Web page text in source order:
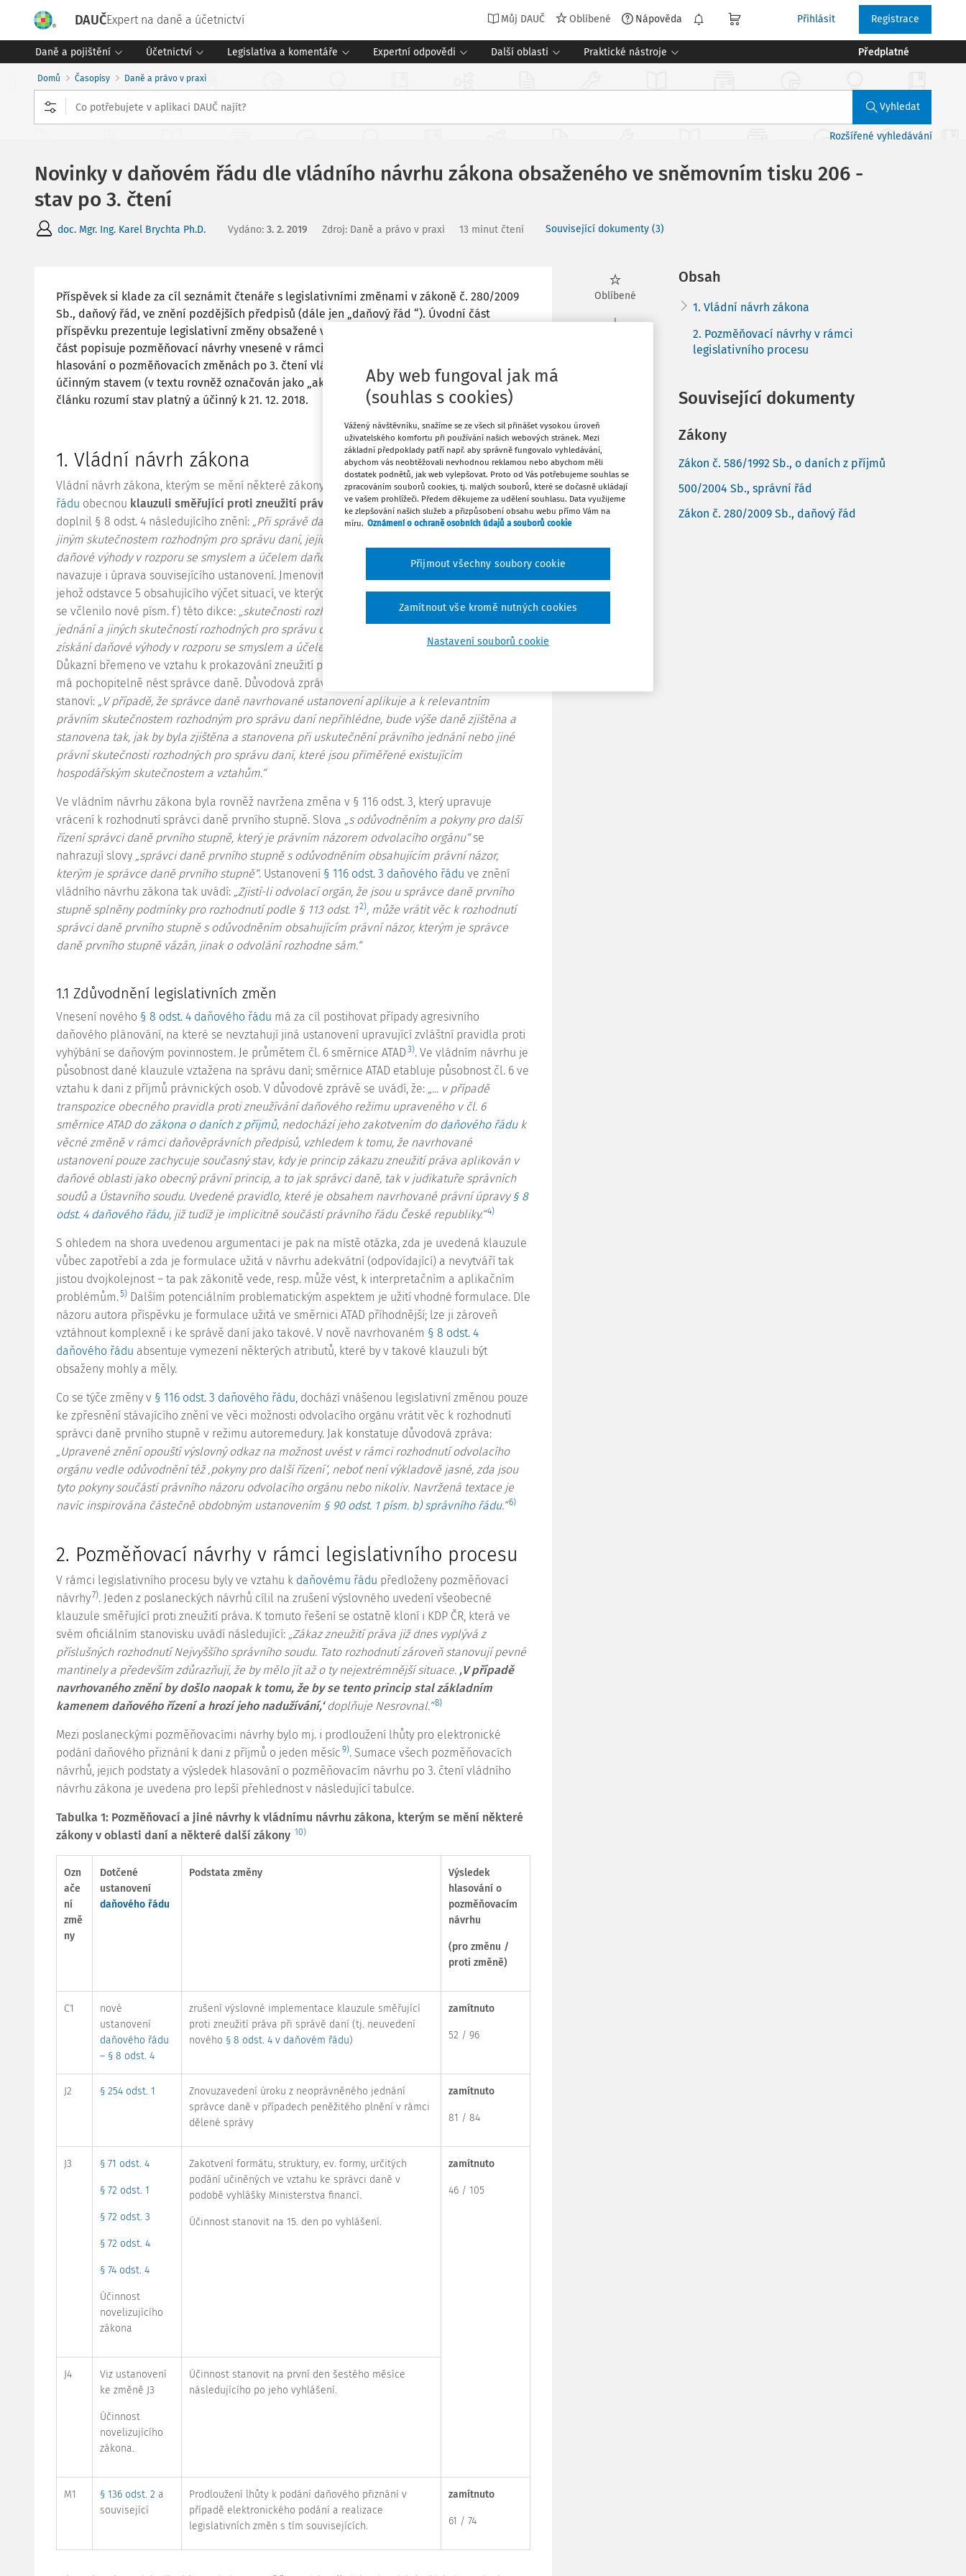
DAUČExpert na daně a účetnictví Můj DAUČ Oblíbené Nápověda Přihlásit Registrace
Daně a pojištění Účetnictví Legislativa a komentáře Expertní odpovědi Další oblasti Praktické nástroje Předplatné
Domů Časopisy Daně a právo v praxi
Vyhledat
Rozšířené vyhledávání
Novinky v daňovém řádu dle vládního návrhu zákona obsaženého ve sněmovním tisku 206 -
stav po 3. čtení
doc. Mgr. Ing. Karel Brychta Ph.D. Vydáno: 3. 2. 2019 Zdroj: Daně a právo v praxi 13 minut čtení Související dokumenty (3)
Příspěvek si klade za cíl seznámit čtenáře s legislativními změnami v zákoně č. 280/2009
Sb., daňový řád, ve znění pozdějších předpisů (dále jen „daňový řád “). Úvodní část
příspěvku prezentuje legislativní změny obsažené ve vládním návrhu zákona. Navazující
část popisuje pozměňovací návrhy vnesené v rámci legislativního procesu a výsledek
hlasování o pozměňovacích změnách po 3. čtení vládního návrhu zákona.1) Platným a
účinným stavem (v textu rovněž označován jako „aktuální znění“) se pro účely tohoto
článku rozumí stav platný a účinný k 21. 12. 2018.
1. Vládní návrh zákona
Vládní návrh zákona, kterým se mění některé zákony v oblasti daní – EU, vnesl dodaňového
řádu obecnou klauzuli směřující proti zneužití práva při správě daní.Dodaňového řáduse
doplnil § 8 odst. 4 následujícího znění: „Při správě daní se nepřihlíží k právnímu jednání a
jiným skutečnostem rozhodným pro správu daní, jejichž převažujícím účelem je získání
daňové výhody v rozporu se smyslem a účelem daňového právního předpisu.“
Na tuto změnu
navazuje i úprava souvisejícího ustanovení. Jmenovitě se jedná o
jehož odstavce 5 obsahujícího výčet situací, ve kterých nese důkazní břemeno správce daně,
se včlenilo nové písm. f) této dikce: „skutečnosti rozhodné pro posouzení účelu právního
jednání a jiných skutečností rozhodných pro správu daní, jejichž převažujícím účelem je
získání daňové výhody v rozporu se smyslem a účelem daňového právního předpisu.“
Důkazní břemeno ve vztahu k prokazování zneužití práva ze strany daňového subjektu tak
má pochopitelně nést správce daně. Důvodová zpráva k aplikaci předmětného pravidla mj.
stanoví: „V případě, že správce daně navrhované ustanovení aplikuje a k relevantním
právním skutečnostem rozhodným pro správu daní nepřihlédne, bude výše daně zjištěna a
stanovena tak, jak by byla zjištěna a stanovena při uskutečnění právního jednání nebo jiné
právní skutečnosti rozhodných pro správu daní, které jsou přiměřené existujícím
hospodářským skutečnostem a vztahům.“
Ve vládním návrhu zákona byla rovněž navržena změna v § 116 odst. 3, který upravuje
vrácení k rozhodnutí správci daně prvního stupně. Slova „s odůvodněním a pokyny pro další
řízení správci daně prvního stupně, který je právním názorem odvolacího orgánu“se
nahrazují slovy „správci daně prvního stupně s odůvodněním obsahujícím právní názor,
kterým je správce daně prvního stupně“. Ustanovení § 116 odst. 3 daňového řádu ve znění
vládního návrhu zákona tak uvádí: „Zjistí-li odvolací orgán, že jsou u správce daně prvního
stupně splněny podmínky pro rozhodnutí podle § 113 odst. 12), může vrátit věc k rozhodnutí
správci daně prvního stupně s odůvodněním obsahujícím právní názor, kterým je správce
daně prvního stupně vázán, jinak o odvolání rozhodne sám.“
1.1 Zdůvodnění legislativních změn
Vnesení nového § 8 odst. 4 daňového řádu má za cíl postihovat případy agresivního
daňového plánování, na které se nevztahují jiná ustanovení upravující zvláštní pravidla proti
vyhýbání se daňovým povinnostem. Je průmětem čl. 6 směrnice ATAD 3). Ve vládním návrhu je
působnost dané klauzule vztažena na správu daní; směrnice ATAD etabluje působnost čl. 6 ve
vztahu k dani z příjmů právnických osob. V důvodové zprávě se uvádí, že: „... v případě
transpozice obecného pravidla proti zneužívání daňového režimu upraveného v čl. 6
směrnice ATAD dozákona o daních z příjmů, nedochází jeho zakotvením do daňového řáduk
věcné změně v rámci daňověprávních předpisů, vzhledem k tomu, že navrhované
ustanovení pouze zachycuje současný stav, kdy je princip zákazu zneužití práva aplikován v
daňové oblasti jako obecný právní princip, a to jak správci daně, tak v judikatuře správních
soudů a Ústavního soudu. Uvedené pravidlo, které je obsahem navrhované právní úpravy § 8
odst. 4 daňového řádu, již tudíž je implicitně součástí právního řádu České republiky.“4)
S ohledem na shora uvedenou argumentaci je pak na místě otázka, zda je uvedená klauzule
vůbec zapotřebí a zda je formulace užitá v návrhu adekvátní (odpovídající) a nevytváří tak
jistou dvojkolejnost – ta pak zákonitě vede, resp. může vést, k interpretačním a aplikačním
problémům.5) Dalším potenciálním problematickým aspektem je užití vhodné formulace. Dle
názoru autora příspěvku je formulace užitá ve směrnici ATAD příhodnější; lze ji zároveň
vztáhnout komplexně i ke správě daní jako takové. V nově navrhovaném § 8 odst. 4
daňového řádu absentuje vymezení některých atributů, které by v takové klauzuli být
obsaženy mohly a měly.
Co se týče změny v § 116 odst. 3 daňového řádu, dochází vnášenou legislativní změnou pouze
ke zpřesnění stávajícího znění ve věci možnosti odvolacího orgánu vrátit věc k rozhodnutí
správci daně prvního stupně v režimu autoremedury. Jak konstatuje důvodová zpráva:
„Upravené znění opouští výslovný odkaz na možnost uvést v rámci rozhodnutí odvolacího
orgánu vedle odůvodnění též ‚pokyny pro další řízení‘, neboť není výkladově jasné, zda jsou
tyto pokyny součástí právního názoru odvolacího orgánu nebo nikoliv. Navržená textace je
navíc inspirována částečně obdobným ustanovením § 90 odst. 1 písm. b) správního řádu.“6)
2. Pozměňovací návrhy v rámci legislativního procesu
V rámci legislativního procesu byly ve vztahu k daňovému řádu předloženy pozměňovací
návrhy7). Jeden z poslaneckých návrhů cílil na zrušení výslovného uvedení všeobecné
klauzule směřující proti zneužití práva. K tomuto řešení se ostatně kloní i KDP ČR, která ve
svém oficiálním stanovisku uvádí následující: „Zákaz zneužití práva již dnes vyplývá z
příslušných rozhodnutí Nejvyššího správního soudu. Tato rozhodnutí zároveň stanovují pevné
mantinely a především zdůrazňují, že by mělo jít až o ty nejextrémnější situace. ‚V případě
navrhovaného znění by došlo naopak k tomu, že by se tento princip stal základním
kamenem daňového řízení a hrozí jeho nadužívání,‘doplňuje Nesrovnal.“8)
Mezi poslaneckými pozměňovacími návrhy bylo mj. i prodloužení lhůty pro elektronické
podání daňového přiznání k dani z příjmů o jeden měsíc 9). Sumace všech pozměňovacích
návrhů, jejich podstaty a výsledek hlasování o pozměňovacím návrhu po 3. čtení vládního
návrhu zákona je uvedena pro lepší přehlednost v následující tabulce.
Tabulka 1: Pozměňovací a jiné návrhy k vládnímu návrhu zákona, kterým se mění některé
zákony v oblasti daní a některé další zákony 10)
Ozn
ače
ní
změ
ny
Dotčené
ustanovení
daňového řádu
Podstata změny
Výsledek
hlasování o
pozměňovacím
návrhu
(pro změnu /
proti změně)
C1
nové
ustanovení
daňového řádu
– § 8 odst. 4
zrušení výslovné implementace klauzule směřující
proti zneužití práva při správě daní (tj. neuvedení
nového § 8 odst. 4 v daňovém řádu)
zamítnuto
52 / 96
J2 § 254 odst. 1
Znovuzavedení úroku z neoprávněného jednání
správce daně v případech peněžitého plnění v rámci
dělené správy
zamítnuto
81 / 84
J3 § 71 odst. 4
§ 72 odst. 1
§ 72 odst. 3
§ 72 odst. 4
§ 74 odst. 4
Účinnost
novelizujícího
zákona
Zakotvení formátu, struktury, ev. formy, určitých
podání učiněných ve vztahu ke správci daně v
podobě vyhlášky Ministerstva financí.
Účinnost stanovit na 15. den po vyhlášení.
zamítnuto
46 / 105
J4
Viz ustanovení
ke změně J3
Účinnost
novelizujícího
zákona.
Účinnost stanovit na první den šestého měsíce
následujícího po jeho vyhlášení.
M1 § 136 odst. 2 a
související
Prodloužení lhůty k podání daňového přiznání v
případě elektronického podání a realizace
legislativních změn s tím souvisejících.
zamítnuto
61 / 74
Oblíbené
Poznámka
Obsah
1. Vládní návrh zákona
2. Pozměňovací návrhy v rámci
legislativního procesu
Související dokumenty
Zákony
Zákon č. 586/1992 Sb., o daních z příjmů
500/2004 Sb., správní řád
Zákon č. 280/2009 Sb., daňový řád
Aby web fungoval jak má
(souhlas s cookies)
Vážený návštěvníku, snažíme se ze všech sil přinášet vysokou úroveň
uživatelského komfortu při používání našich webových stránek. Mezi
základní předpoklady patří např. aby správně fungovalo vyhledávání,
abychom vás neobtěžovali nevhodnou reklamou nebo abychom měli
dostatek podnětů, jak web vylepšovat. Proto od Vás potřebujeme souhlas se
zpracováním souborů cookies, tj. malých souborů, které se dočasně ukládají
ve vašem prohlížeči. Předem děkujeme za udělení souhlasu. Data využijeme
ke zlepšování našich služeb a přizpůsobení obsahu webu přímo Vám na
míru. Oznámení o ochraně osobních údajů a souborů cookie
Nastavení souborů cookie
Zamítnout vše kromě nutných cookies
Přijmout všechny soubory cookie